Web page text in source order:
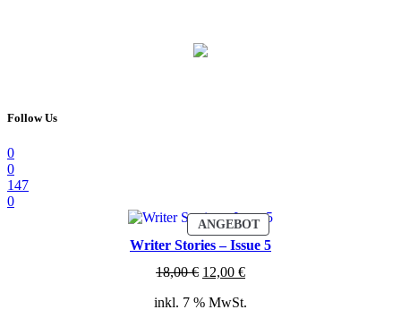
Follow Us
0
0
147
0
ANGEBOTPRODUKT
IM
ANGEBOT
Writer Stories – Issue 5
18,00€ Ursprünglicher
war:
12,00 €Aktueller
ist:
inkl. 7 % MwSt.